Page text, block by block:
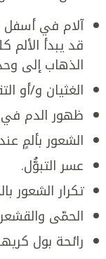
آلام في أسفل
قد يبدأ
الذهاب إلى
الغثيان و/أو
ظهور الدم في
الشعور بألمٍ
عسر التبوُّل.
تكرار الشعور
الحمّى
رائحة بول